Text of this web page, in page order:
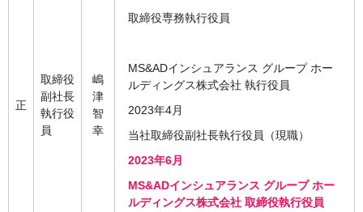
正
取締役
副社長
執行役
員
嶋
津
智
幸
取締役専務執行役員
MS&ADインシュアランス グループ ホー
ルディングス株式会社 執行役員
2023年4月
当社取締役副社長執行役員（現職）
2023年6月
MS&ADインシュアランス グループ ホー
ルディングス株式会社 取締役執行役員